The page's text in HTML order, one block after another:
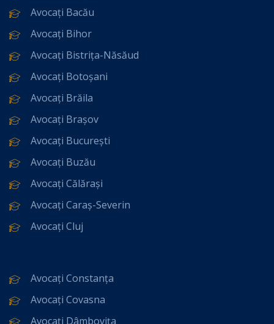
Avocați Bacău
Avocați Bihor
Avocați Bistrița-Năsăud
Avocați Botoșani
Avocați Brăila
Avocați Brașov
Avocați București
Avocați Buzău
Avocați Călărași
Avocați Caraș-Severin
Avocați Cluj
Avocați Constanța
Avocați Covasna
Avocați Dâmbovița